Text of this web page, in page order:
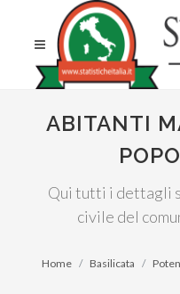
ABITANTI
Qui tutti i dettagli
civile del
Home Basilicata